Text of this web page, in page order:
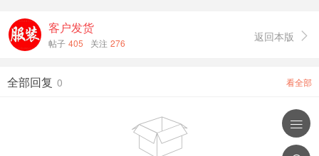
客户发货
帖子 405 关注 276 返回本版 
全部回复 0 看全部
 